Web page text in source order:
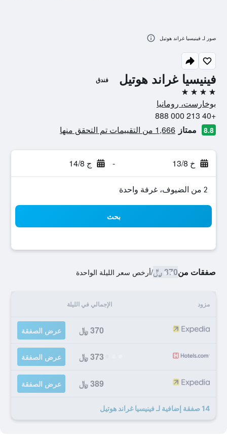
فينيسيا غراند هوتيل فندق
4 نجوم
بوخارست، رومانيا
+40 213 000 888
8.8 ممتاز 1,666 من التقييمات تم التحقق منها
خ 13/8 - ج 14/8
2 من الضيوف، غرفة واحدة
بحث
صفقات من370 ﷼ /أرخص سعر الليلة الواحدة
مزود الإجمالي في الليلة
370 ﷼ عرض الصفقة
373 ﷼ عرض الصفقة
389 ﷼ عرض الصفقة
14 صفقة إضافية لـ فينيسيا غراند هوتيل
صور لـ فينيسيا غراند هوتيل